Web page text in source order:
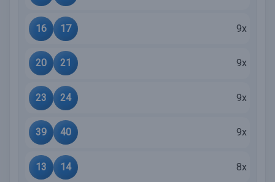
16 17 9x
20 21 9x
23 24 9x
39 40 9x
13 14 8x